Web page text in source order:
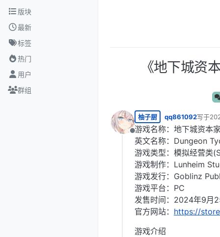
跳转至内容
版块
最新
标签
热门
用户
群组
《地下城资
离线
柚子厨 qq861092写于
最后由
游戏名称：地下城资本
英文名称：Dungeon
游戏类型：模拟经营类
游戏制作：Lunheim
游戏发行：Goblinz
游戏平台：PC
发售时间：2024年9月
官方网站： https://
游戏介绍